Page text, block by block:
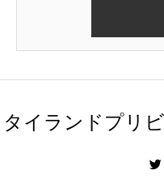
タイランドプリ